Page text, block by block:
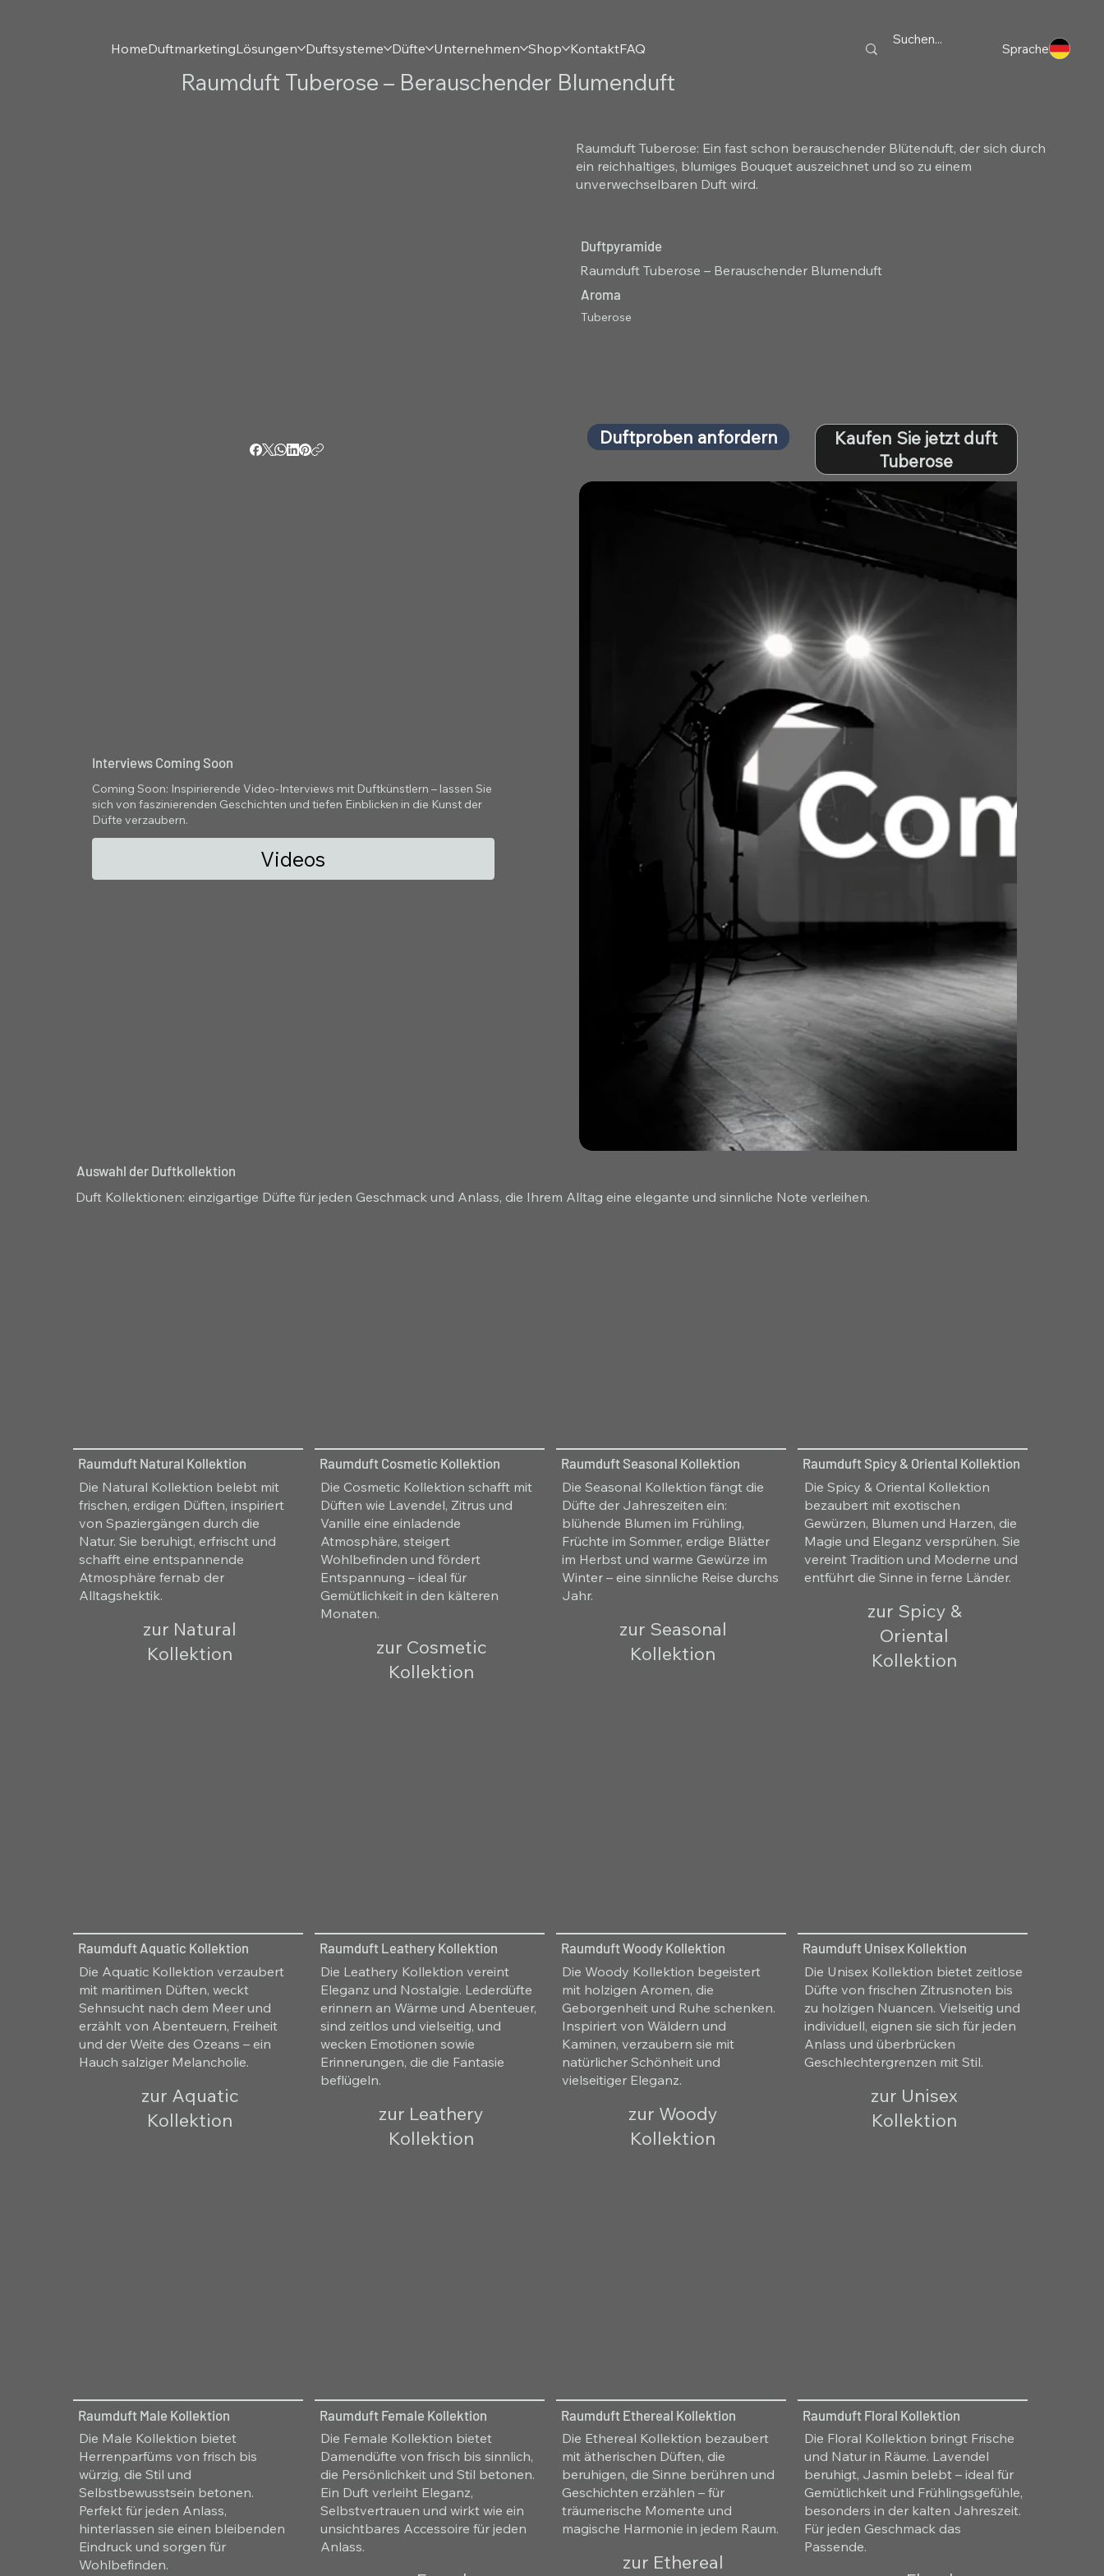
HomeDuftmarketingLösungen Duftsysteme Düfte Unternehmen Shop KontaktFAQ Sprache
Raumduft Tuberose – Berauschender Blumenduft
Raumduft Tuberose: Ein fast schon berauschender Blütenduft, der sich durch
ein reichhaltiges, blumiges Bouquet auszeichnet und so zu einem
unverwechselbaren Duft wird.
Duftpyramide
Raumduft Tuberose – Berauschender Blumenduft
Aroma
Tuberose
Duftproben anfordern
Kaufen Sie jetzt duft
Tuberose
Interviews Coming Soon
Coming Soon: Inspirierende Video-Interviews mit Duftkünstlern – lassen Sie
sich von faszinierenden Geschichten und tiefen Einblicken in die Kunst der
Düfte verzaubern.
Videos
Auswahl der Duftkollektion
Duft Kollektionen: einzigartige Düfte für jeden Geschmack und Anlass, die Ihrem Alltag eine elegante und sinnliche Note verleihen.
Raumduft Natural Kollektion
Die Natural Kollektion belebt mit
frischen, erdigen Düften, inspiriert
von Spaziergängen durch die
Natur. Sie beruhigt, erfrischt und
schafft eine entspannende
Atmosphäre fernab der
Alltagshektik.
zur Natural
Kollektion
Raumduft Cosmetic Kollektion
Die Cosmetic Kollektion schafft mit
Düften wie Lavendel, Zitrus und
Vanille eine einladende
Atmosphäre, steigert
Wohlbefinden und fördert
Entspannung – ideal für
Gemütlichkeit in den kälteren
Monaten.
zur Cosmetic
Kollektion
Raumduft Seasonal Kollektion
Die Seasonal Kollektion fängt die
Düfte der Jahreszeiten ein:
blühende Blumen im Frühling,
Früchte im Sommer, erdige Blätter
im Herbst und warme Gewürze im
Winter – eine sinnliche Reise durchs
Jahr.
zur Seasonal
Kollektion
Raumduft Spicy & Oriental Kollektion
Die Spicy & Oriental Kollektion
bezaubert mit exotischen
Gewürzen, Blumen und Harzen, die
Magie und Eleganz versprühen. Sie
vereint Tradition und Moderne und
entführt die Sinne in ferne Länder.
zur Spicy &
Oriental
Kollektion
Raumduft Aquatic Kollektion
Die Aquatic Kollektion verzaubert
mit maritimen Düften, weckt
Sehnsucht nach dem Meer und
erzählt von Abenteuern, Freiheit
und der Weite des Ozeans – ein
Hauch salziger Melancholie.
zur Aquatic
Kollektion
Raumduft Leathery Kollektion
Die Leathery Kollektion vereint
Eleganz und Nostalgie. Lederdüfte
erinnern an Wärme und Abenteuer,
sind zeitlos und vielseitig, und
wecken Emotionen sowie
Erinnerungen, die die Fantasie
beflügeln.
zur Leathery
Kollektion
Raumduft Woody Kollektion
Die Woody Kollektion begeistert
mit holzigen Aromen, die
Geborgenheit und Ruhe schenken.
Inspiriert von Wäldern und
Kaminen, verzaubern sie mit
natürlicher Schönheit und
vielseitiger Eleganz.
zur Woody
Kollektion
Raumduft Unisex Kollektion
Die Unisex Kollektion bietet zeitlose
Düfte von frischen Zitrusnoten bis
zu holzigen Nuancen. Vielseitig und
individuell, eignen sie sich für jeden
Anlass und überbrücken
Geschlechtergrenzen mit Stil.
zur Unisex
Kollektion
Raumduft Male Kollektion
Die Male Kollektion bietet
Herrenparfüms von frisch bis
würzig, die Stil und
Selbstbewusstsein betonen.
Perfekt für jeden Anlass,
hinterlassen sie einen bleibenden
Eindruck und sorgen für
Wohlbefinden.
Raumduft Female Kollektion
Die Female Kollektion bietet
Damendüfte von frisch bis sinnlich,
die Persönlichkeit und Stil betonen.
Ein Duft verleiht Eleganz,
Selbstvertrauen und wirkt wie ein
unsichtbares Accessoire für jeden
Anlass.
Raumduft Ethereal Kollektion
Die Ethereal Kollektion bezaubert
mit ätherischen Düften, die
beruhigen, die Sinne berühren und
Geschichten erzählen – für
träumerische Momente und
magische Harmonie in jedem Raum.
zur Ethereal
Raumduft Floral Kollektion
Die Floral Kollektion bringt Frische
und Natur in Räume. Lavendel
beruhigt, Jasmin belebt – ideal für
Gemütlichkeit und Frühlingsgefühle,
besonders in der kalten Jahreszeit.
Für jeden Geschmack das
Passende.